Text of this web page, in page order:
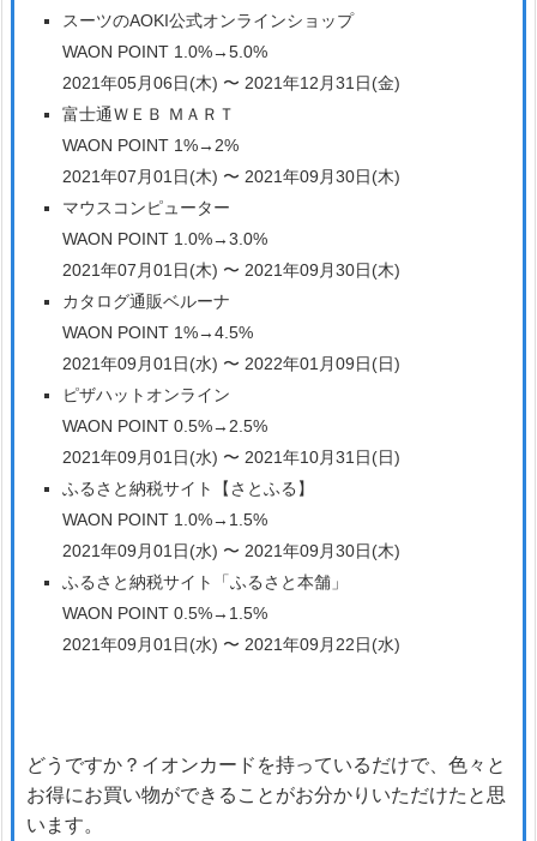
スーツのAOKI公式オンラインショップ
WAON POINT 1.0%→5.0%
2021年05月06日(木) 〜 2021年12月31日(金)
富士通ＷＥＢ ＭＡＲＴ
WAON POINT 1%→2%
2021年07月01日(木) 〜 2021年09月30日(木)
マウスコンピューター
WAON POINT 1.0%→3.0%
2021年07月01日(木) 〜 2021年09月30日(木)
カタログ通販ベルーナ
WAON POINT 1%→4.5%
2021年09月01日(水) 〜 2022年01月09日(日)
ピザハットオンライン
WAON POINT 0.5%→2.5%
2021年09月01日(水) 〜 2021年10月31日(日)
ふるさと納税サイト【さとふる】
WAON POINT 1.0%→1.5%
2021年09月01日(水) 〜 2021年09月30日(木)
ふるさと納税サイト「ふるさと本舗」
WAON POINT 0.5%→1.5%
2021年09月01日(水) 〜 2021年09月22日(水)
どうですか？イオンカードを持っているだけで、色々と
お得にお買い物ができることがお分かりいただけたと思
います。